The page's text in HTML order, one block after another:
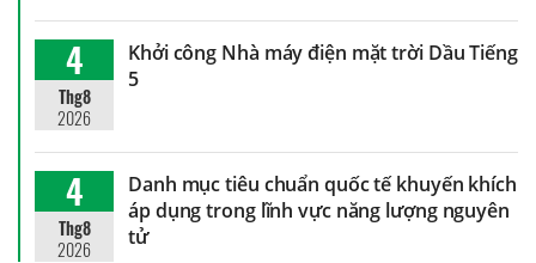
4
Thg8
2026
Khởi công Nhà máy điện mặt trời Dầu Tiếng
5
4
Thg8
2026
Danh mục tiêu chuẩn quốc tế khuyến khích
áp dụng trong lĩnh vực năng lượng nguyên
tử